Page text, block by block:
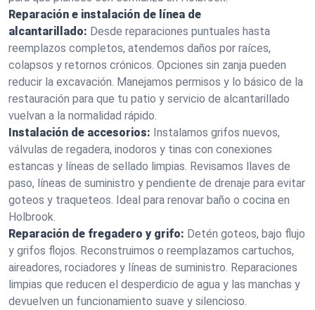
Reparación e instalación de línea de
alcantarillado: Desde reparaciones puntuales hasta
reemplazos completos, atendemos daños por raíces,
colapsos y retornos crónicos. Opciones sin zanja pueden
reducir la excavación. Manejamos permisos y lo básico de la
restauración para que tu patio y servicio de alcantarillado
vuelvan a la normalidad rápido.
Instalación de accesorios: Instalamos grifos nuevos,
válvulas de regadera, inodoros y tinas con conexiones
estancas y líneas de sellado limpias. Revisamos llaves de
paso, líneas de suministro y pendiente de drenaje para evitar
goteos y traqueteos. Ideal para renovar baño o cocina en
Holbrook.
Reparación de fregadero y grifo: Detén goteos, bajo flujo
y grifos flojos. Reconstruimos o reemplazamos cartuchos,
aireadores, rociadores y líneas de suministro. Reparaciones
limpias que reducen el desperdicio de agua y las manchas y
devuelven un funcionamiento suave y silencioso.